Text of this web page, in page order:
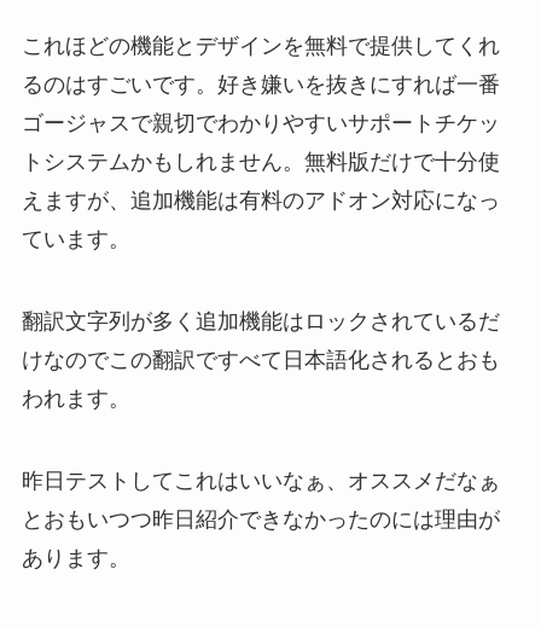
これほどの機能とデザインを無料で提供してくれ
るのはすごいです。好き嫌いを抜きにすれば一番
ゴージャスで親切でわかりやすいサポートチケッ
トシステムかもしれません。無料版だけで十分使
えますが、追加機能は有料のアドオン対応になっ
ています。
翻訳文字列が多く追加機能はロックされているだ
けなのでこの翻訳ですべて日本語化されるとおも
われます。
昨日テストしてこれはいいなぁ、オススメだなぁ
とおもいつつ昨日紹介できなかったのには理由が
あります。